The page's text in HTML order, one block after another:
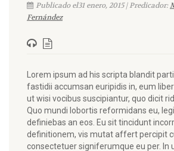
Publicado el31 enero, 2015 | Predicador:
Fernández
Lorem ipsum ad his scripta blandit
fastidii accumsan euripidis in, eum
ut wisi vocibus suscipiantur, quo dicit
Quo mundi lobortis reformidans eu,
definiebas an eos. Eu sit tincidunt
definitionem, vis mutat affert percipit
consectetuer signiferumque eu per. In